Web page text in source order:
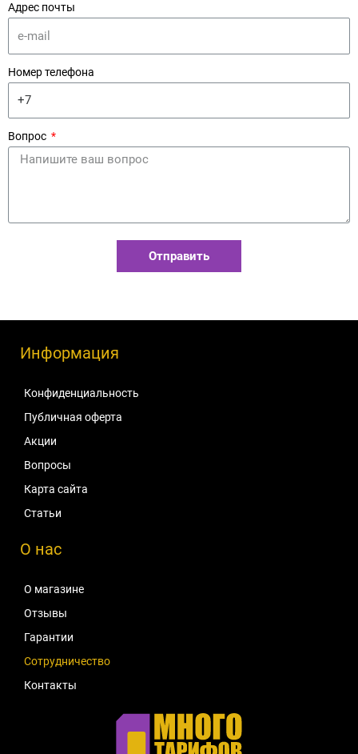
Адрес почты
Номер телефона
Вопрос
Отправить
Информация
Конфиденциальность
Публичная оферта
Акции
Вопросы
Карта сайта
Статьи
О нас
О магазине
Отзывы
Гарантии
Сотрудничество
Контакты